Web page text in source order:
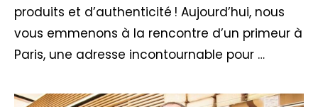
produits et d’authenticité ! Aujourd’hui, nous
vous emmenons à la rencontre d’un primeur à
Paris, une adresse incontournable pour …